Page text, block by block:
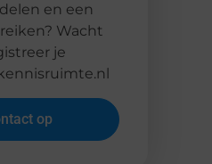
en een
Wacht
je
op